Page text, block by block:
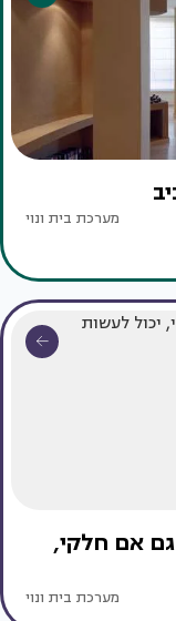
מערכת בית ונוי
אם חלקי,
מערכת בית ונוי